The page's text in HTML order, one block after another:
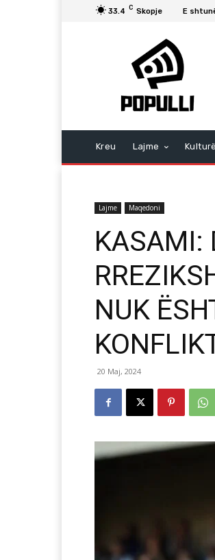
33.4 C Skopje E
Kreu Lajme Kulturë
Lajme Maqedoni
KASAMI:
NUK
20 Maj, 2024